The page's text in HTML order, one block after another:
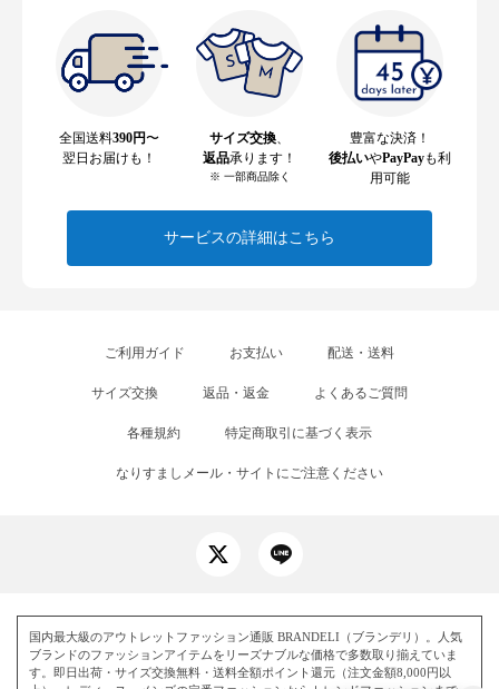
全国送料390円〜
翌日お届けも！
サイズ交換
返品承ります！
※ 一部商品除く
豊富な決済！
後払いやPayPayも利
用可能
サービスの詳細はこちら
ご利用ガイド お支払い 配送・送料
サイズ交換 返品・返金 よくあるご質問
各種規約 特定商取引に基づく表示
なりすましメール・サイトにご注意ください
国内最大級のアウトレットファッション通販 BRANDELI（ブランデリ）。人気
ブランドのファッションアイテムをリーズナブルな価格で多数取り揃えていま
す。即日出荷・サイズ交換無料・送料全額ポイント還元（注文金額8,000円以